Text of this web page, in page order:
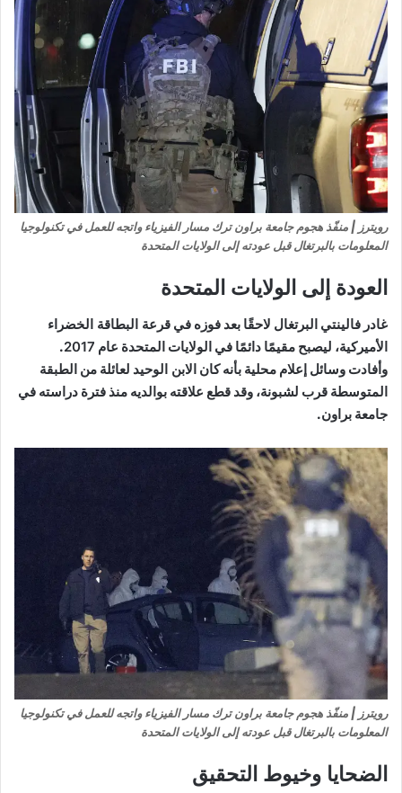
رويترز | منفّذ هجوم جامعة براون ترك مسار الفيزياء واتجه للعمل في تكنولوجيا
المعلومات بالبرتغال قبل عودته إلى الولايات المتحدة
العودة إلى الولايات المتحدة
غادر فالينتي البرتغال لاحقًا بعد فوزه في قرعة البطاقة الخضراء
الأميركية، ليصبح مقيمًا دائمًا في الولايات المتحدة عام 2017
.
وأفادت وسائل إعلام محلية بأنه كان الابن الوحيد لعائلة من الطبقة
المتوسطة قرب لشبونة، وقد قطع علاقته بوالديه منذ فترة دراسته في
جامعة براون.
رويترز | منفّذ هجوم جامعة براون ترك مسار الفيزياء واتجه للعمل في تكنولوجيا
المعلومات بالبرتغال قبل عودته إلى الولايات المتحدة
الضحايا وخيوط التحقيق